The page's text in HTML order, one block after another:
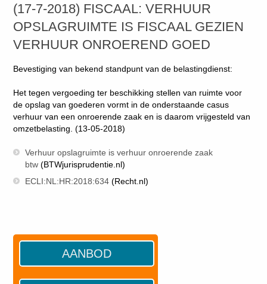
(17-7-2018) FISCAAL: VERHUUR
OPSLAGRUIMTE IS FISCAAL GEZIEN
VERHUUR ONROEREND GOED
Bevestiging van bekend standpunt van de belastingdienst:
Het tegen vergoeding ter beschikking stellen van ruimte voor
de opslag van goederen vormt in de onderstaande casus
verhuur van een onroerende zaak en is daarom vrijgesteld van
omzetbelasting. (13-05-2018)
Verhuur opslagruimte is verhuur onroerende zaak
btw (BTWjurisprudentie.nl)
ECLI:NL:HR:2018:634 (Recht.nl)
AANBOD